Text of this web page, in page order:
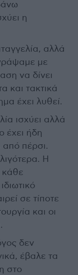
η
αλλά
με
να δίνει
και τακτικά
έχει λυθεί.
ισχύει αλλά
έχει ήδη
πέρσι.
Η
κάθε
σε τίποτε
και οι
δεν
έβαλε τα
στο